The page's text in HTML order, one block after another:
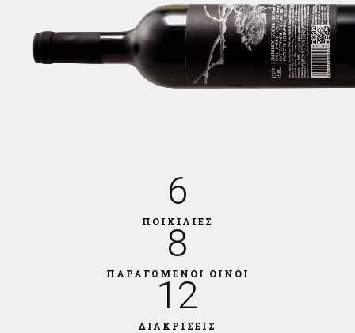
6
ΠΟΙΚΙΛΙΕΣ
8
ΠΑΡΑΓΩΜΕΝΟΙ ΟΙΝΟΙ
12
ΔΙΑΚΡΙΣΕΙΣ